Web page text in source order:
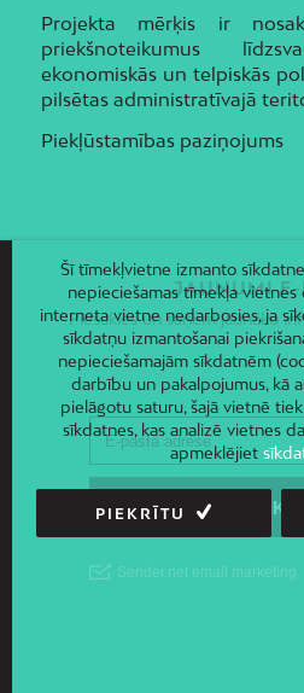
Projekta mērķis ir
priekšnoteikumus
ekonomiskās un telpiskās
pilsētas administratīvajā
Piekļūstamības paziņojums
JAUNUMI E-
Piesakies un saņem jaunāko
Šī tīmekļvietne izmanto
nepieciešamas tīmekļa
interneta vietne nedarbosies, ja
sīkdatņu izmantošanai
nepieciešamajām sīkdatnēm
darbību un pakalpojumus, kā
pielāgotu saturu, šajā vietnē
sīkdatnes, kas analizē vietnes
apmeklējiet
PIEKRĪTU